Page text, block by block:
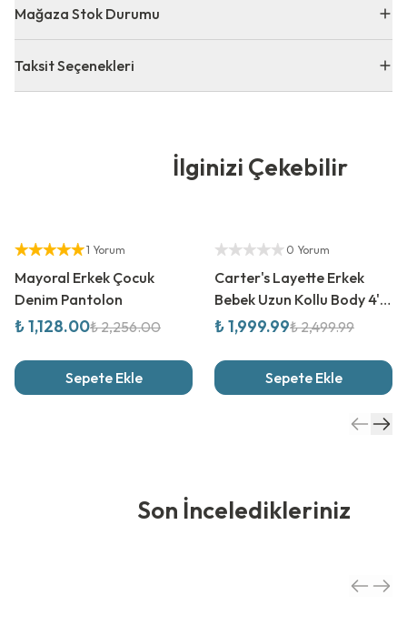
Mağaza Stok Durumu
Taksit Seçenekleri
İlginizi Çekebilir
Yetkili Satıcı
1 Yorum
Mayoral Erkek Çocuk
Denim Pantolon
₺ 1,128.00₺ 2,256.00
Sepete Ekle
Yetkili Satıcı
0 Yorum
Carter's Layette Erkek
Bebek Uzun Kollu Body 4'lü
Paket
₺ 1,999.99₺ 2,499.99
Sepete Ekle
Son İnceledikleriniz